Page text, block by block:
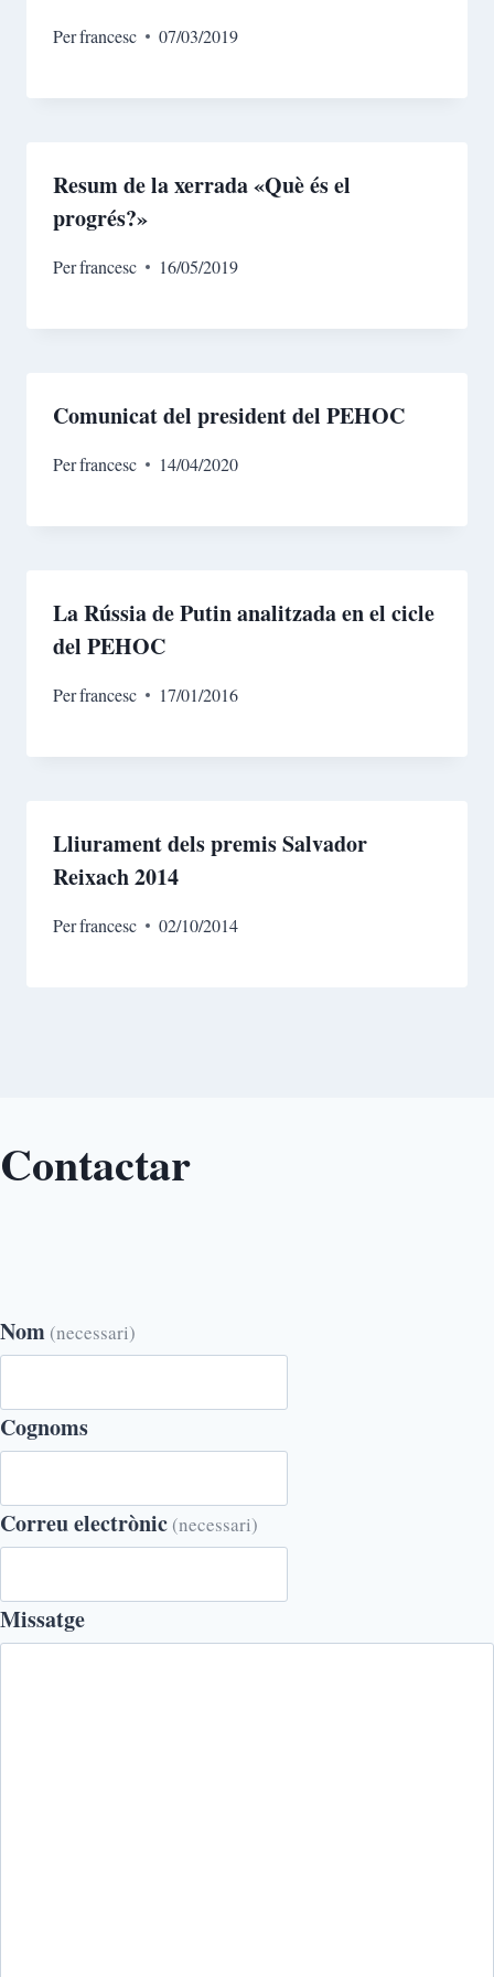
Perfrancesc 07/03/2019
Resum de la xerrada «Què és el
progrés?»
Perfrancesc 16/05/2019
Comunicat del president del PEHOC
Perfrancesc 14/04/2020
La Rússia de Putin analitzada en el cicle
del PEHOC
Perfrancesc 17/01/2016
Lliurament dels premis Salvador
Reixach 2014
Perfrancesc 02/10/2014
Contactar
Nom (necessari)
Cognoms
Correu electrònic (necessari)
Missatge